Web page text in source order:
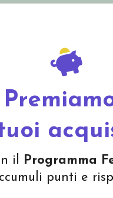
il Programma
punti e